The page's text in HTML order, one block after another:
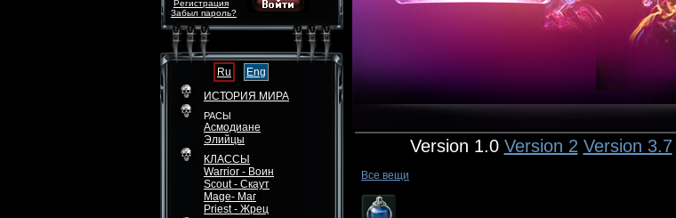
Забыл пароль?
Регистрация
Ru
Eng
ИСТОРИЯ МИРА
РАСЫ
Асмодиане
Элийцы
КЛАССЫ
Warrior - Воин
Scout - Скаут
Mage- Маг
Priest - Жрец
Version 1.0 Version 2 Version 3.7
Все вещи